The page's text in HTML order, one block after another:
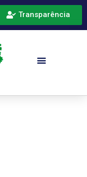
Transparência